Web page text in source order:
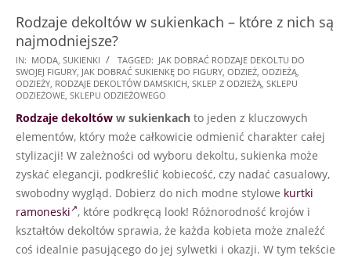
Rodzaje dekoltów w sukienkach – które z nich są
najmodniejsze?
2024-
07-
20
IN: MODA SUKIENKI TAGGED: JAK DOBRAĆ RODZAJE DEKOLTU DO
SWOJEJ FIGURY JAK DOBRAĆ SUKIENKĘ DO FIGURY ODZIEŻ ODZIEŻĄ
ODZIEŻY RODZAJE DEKOLTÓW DAMSKICH SKLEP Z ODZIEŻĄ SKLEPU
ODZIEŻOWE SKLEPU ODZIEŻOWEGO
Rodzaje dekoltów w sukienkach to jeden z kluczowych
elementów, który może całkowicie odmienić charakter całej
stylizacji! W zależności od wyboru dekoltu, sukienka może
zyskać elegancji, podkreślić kobiecość, czy nadać casualowy,
swobodny wygląd. Dobierz do nich modne stylowe kurtki
ramoneski , które podkręcą look! Różnorodność krojów i
kształtów dekoltów sprawia, że każda kobieta może znaleźć
coś idealnie pasującego do jej sylwetki i okazji. W tym tekście